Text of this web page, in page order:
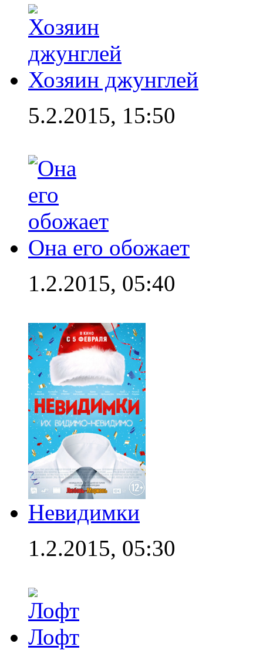
Хозяин джунглей
5.2.2015, 15:50
Она его обожает
1.2.2015, 05:40
Невидимки
1.2.2015, 05:30
Лофт